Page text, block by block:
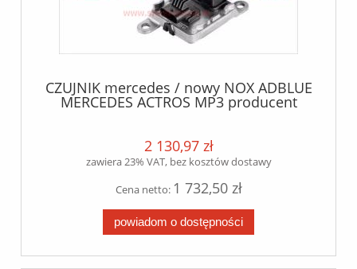
CZUJNIK mercedes / nowy NOX ADBLUE
MERCEDES ACTROS MP3 producent
2 130,97 zł
zawiera 23% VAT, bez kosztów dostawy
Cena netto: 1 732,50 zł
powiadom o dostępności